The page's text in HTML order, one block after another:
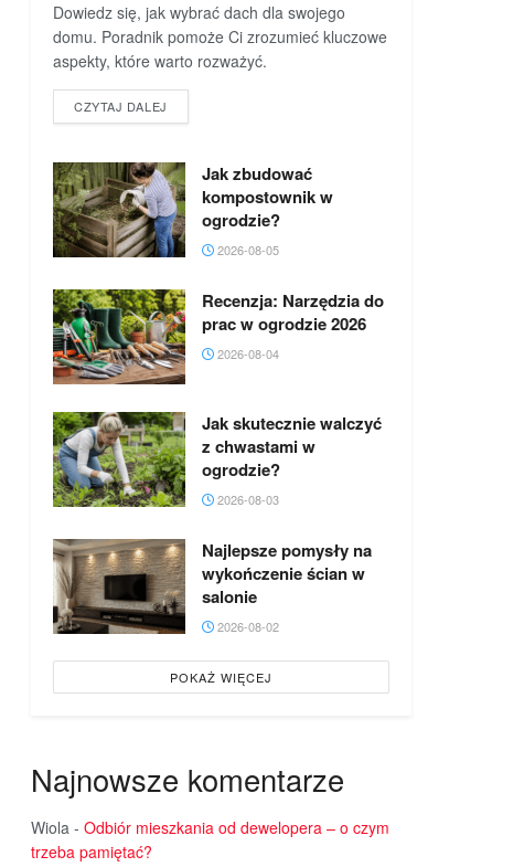
Dowiedz się, jak wybrać dach dla swojego
domu. Poradnik pomoże Ci zrozumieć kluczowe
aspekty, które warto rozważyć.
CZYTAJ DALEJ
Jak zbudować
kompostownik w
ogrodzie?
2026-08-05
Recenzja: Narzędzia do
prac w ogrodzie 2026
2026-08-04
Jak skutecznie walczyć
z chwastami w
ogrodzie?
2026-08-03
Najlepsze pomysły na
wykończenie ścian w
salonie
2026-08-02
POKAŻ WIĘCEJ
Najnowsze komentarze
Wiola - Odbiór mieszkania od dewelopera – o czym
trzeba pamiętać?